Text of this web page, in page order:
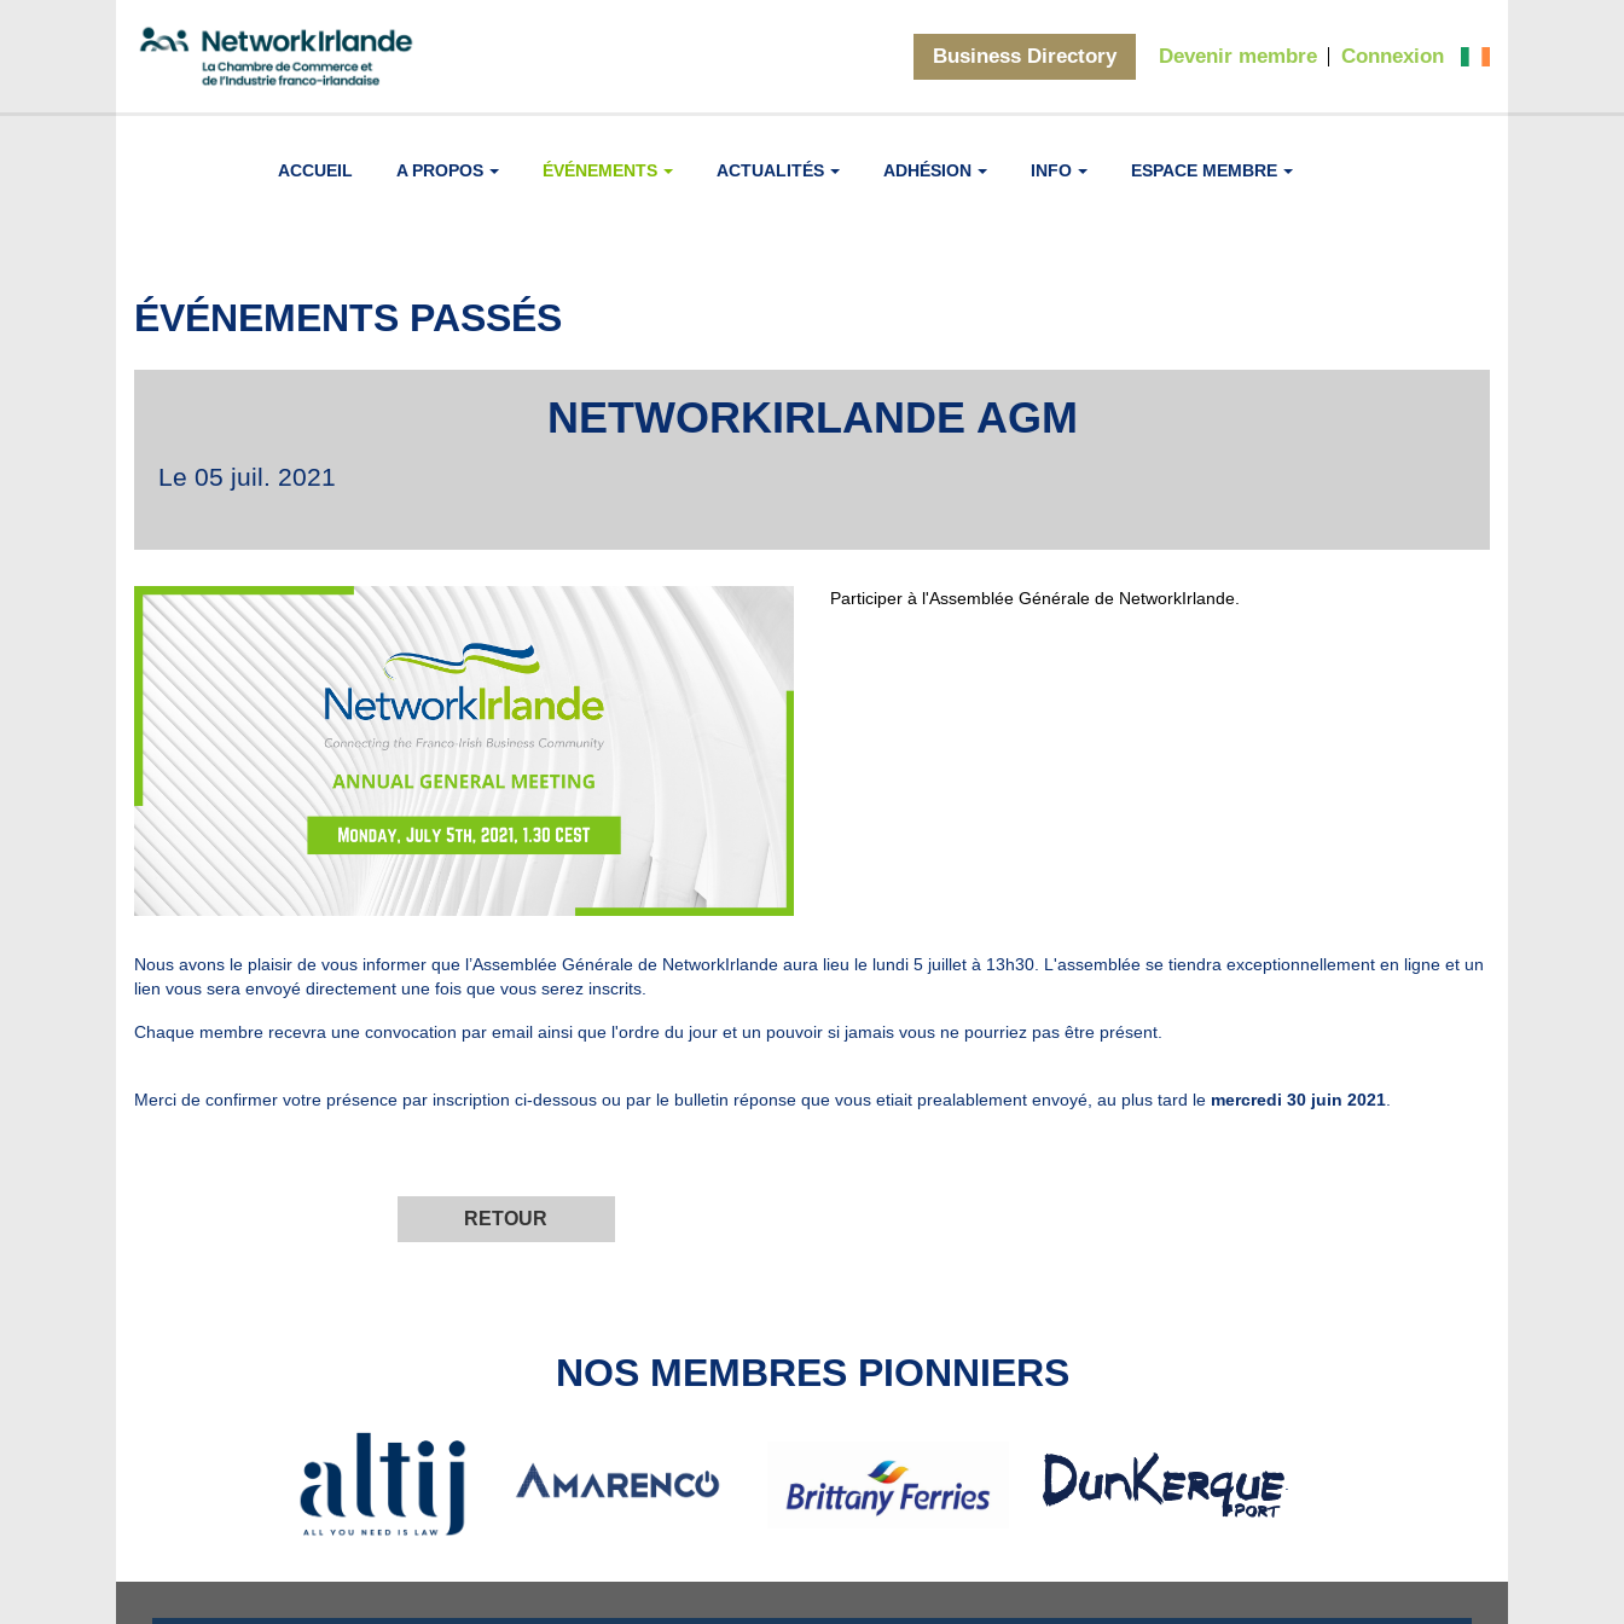
Business Directory Devenir membre Connexion
ACCUEIL A PROPOS ÉVÉNEMENTS ACTUALITÉS ADHÉSION INFO ESPACE MEMBRE
ÉVÉNEMENTS PASSÉS
NETWORKIRLANDE AGM
Le 05 juil. 2021
Participer à l'Assemblée Générale de NetworkIrlande.
Nous avons le plaisir de vous informer que l’Assemblée Générale de NetworkIrlande aura lieu le lundi 5 juillet à 13h30. L'assemblée se tiendra exceptionnellement en ligne et un
lien vous sera envoyé directement une fois que vous serez inscrits.
Chaque membre recevra une convocation par email ainsi que l'ordre du jour et un pouvoir si jamais vous ne pourriez pas être présent.
Merci de confirmer votre présence par inscription ci-dessous ou par le bulletin réponse que vous etiait prealablement envoyé, au plus tard le mercredi 30 juin 2021
RETOUR
NOS MEMBRES PIONNIERS
.